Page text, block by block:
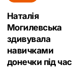
Наталія
Могилевська
здивувала
навичками
донечки під час